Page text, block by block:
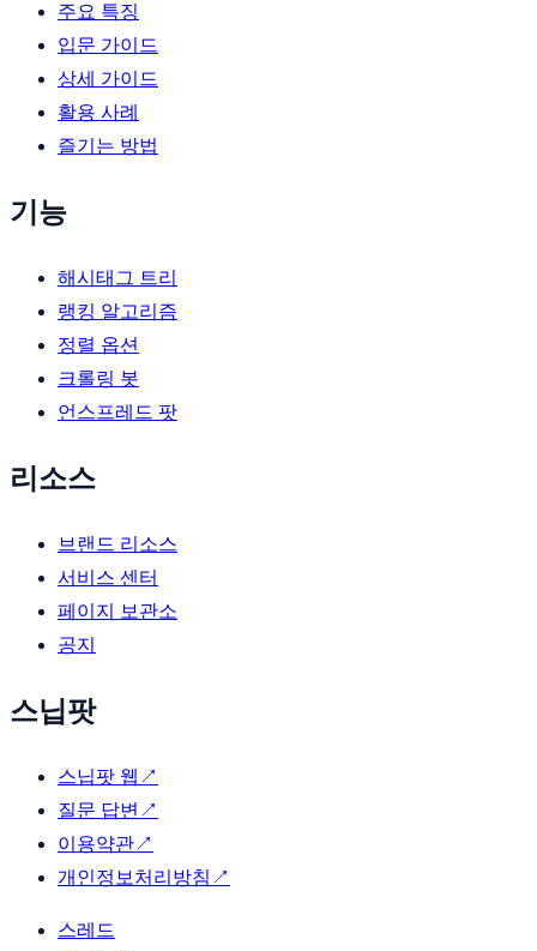
주요 특징
입문 가이드
상세 가이드
활용 사례
즐기는 방법
기능
해시태그 트리
랭킹 알고리즘
정렬 옵션
크롤링 봇
언스프레드 팟
리소스
브랜드 리소스
서비스 센터
페이지 보관소
공지
스닙팟
스닙팟 웹 ↗
질문 답변 ↗
이용약관↗
개인정보처리방침 ↗
스레드